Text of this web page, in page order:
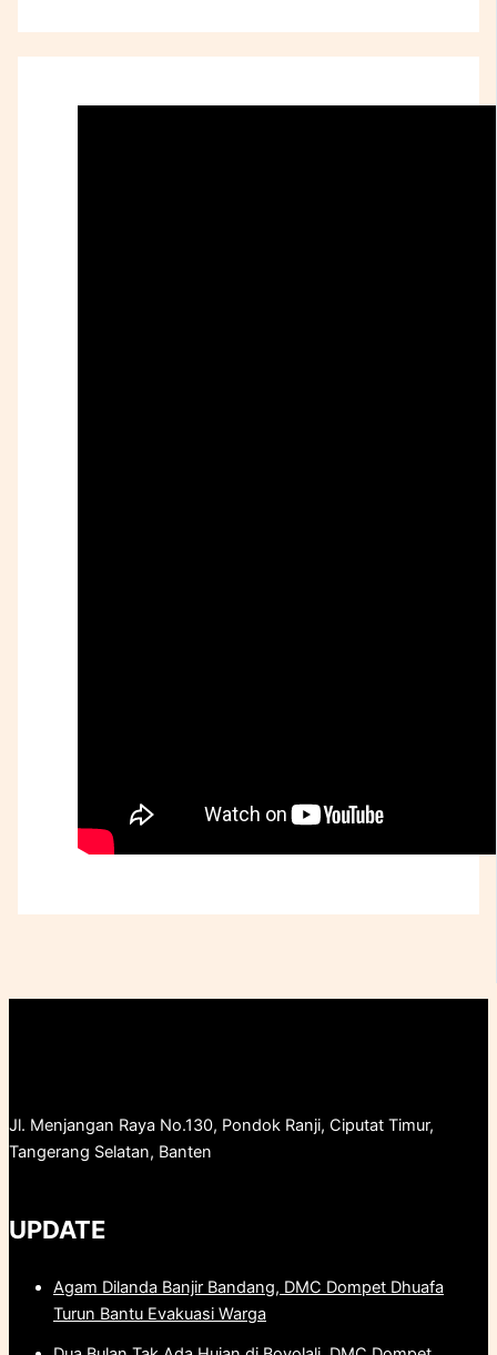
Jl. Menjangan Raya No.130, Pondok Ranji, Ciputat Timur,
Tangerang Selatan, Banten
UPDATE
Agam Dilanda Banjir Bandang, DMC Dompet Dhuafa
Turun Bantu Evakuasi Warga